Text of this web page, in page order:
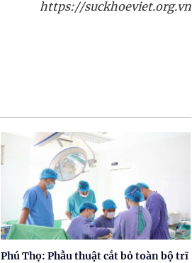
https://suckhoeviet.org.vn
Phú Thọ: Phẫu thuật cắt bỏ toàn bộ trĩ